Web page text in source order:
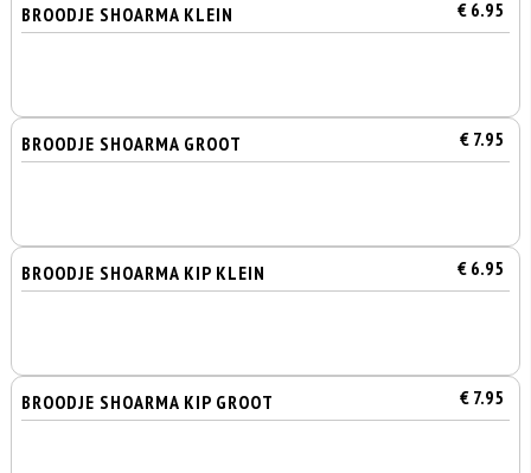
BROODJE SHOARMA KLEIN € 6.95
BROODJE SHOARMA GROOT € 7.95
BROODJE SHOARMA KIP KLEIN € 6.95
BROODJE SHOARMA KIP GROOT € 7.95